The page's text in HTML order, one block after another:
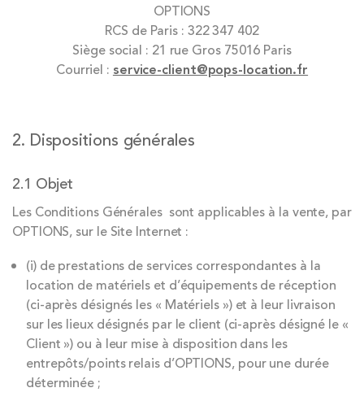
OPTIONS
RCS de Paris : 322 347 402
Siège social : 21 rue Gros 75016 Paris
Courriel : service-client@pops-location.fr
2. Dispositions générales
2.1 Objet
Les Conditions Générales sont applicables à la vente, par
OPTIONS, sur le Site Internet :
(i) de prestations de services correspondantes à la
location de matériels et d’équipements de réception
(ci-après désignés les « Matériels ») et à leur livraison
sur les lieux désignés par le client (ci-après désigné le «
Client ») ou à leur mise à disposition dans les
entrepôts/points relais d’OPTIONS, pour une durée
déterminée ;